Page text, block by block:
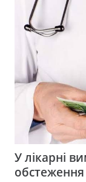
У лікарні